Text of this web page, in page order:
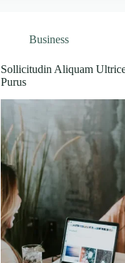
Business
Sollicitudin Aliquam
Purus